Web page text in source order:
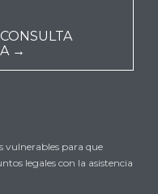
→
vulnerables para que
legales con la asistencia